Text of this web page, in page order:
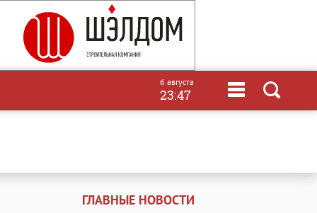
6 августа
23:47
ГЛАВНЫЕ НОВОСТИ